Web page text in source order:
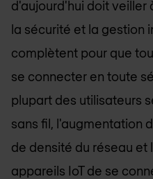
d'aujourd'hui doit veiller
la sécurité et la gestion
complètent pour que
se connecter en toute
plupart des utilisateurs
sans fil, l'augmentation
de densité du réseau et
appareils IoT de se